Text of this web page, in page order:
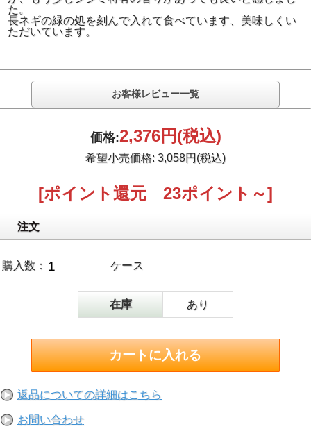
た。
長ネギの緑の処を刻んで入れて食べています、美味しくい
ただいています。
お客様レビュー一覧
価格:2,376円(税込)
希望小売価格: 3,058円(税込)
[ポイント還元 23ポイント～]
注文
購入数： ケース
在庫 あり
返品についての詳細はこちら
お問い合わせ